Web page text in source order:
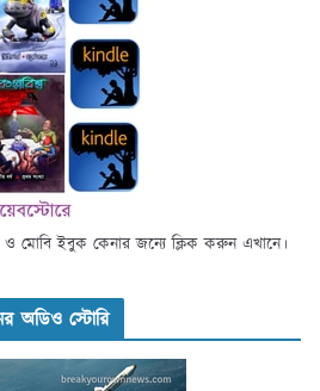
ও মোবি ইবুক কেনার জন্যে ক্লিক করুন এখানে।
অডিও স্টোরি